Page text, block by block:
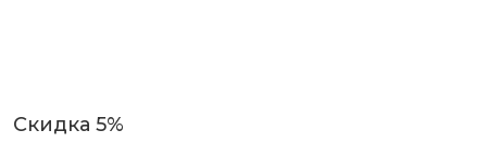
Скидка 5%